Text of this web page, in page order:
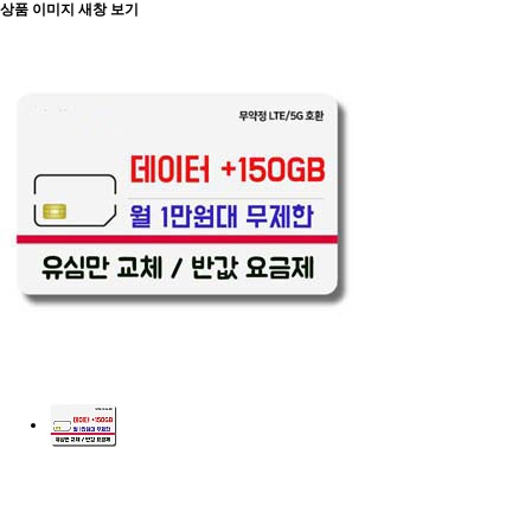
상품 이미지 새창 보기